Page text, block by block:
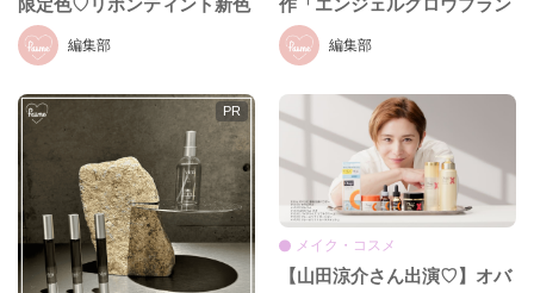
編集部
限定色♡リボンティント新色
も8月19日発売
編集部
作「エンジェルグロウプラン
パー」も必見!!
メイク・コスメ
【山田涼介さん出演♡】オバ